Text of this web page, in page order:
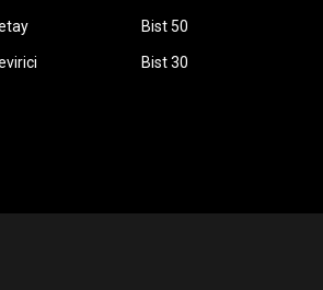
Bist 50
Bist 30